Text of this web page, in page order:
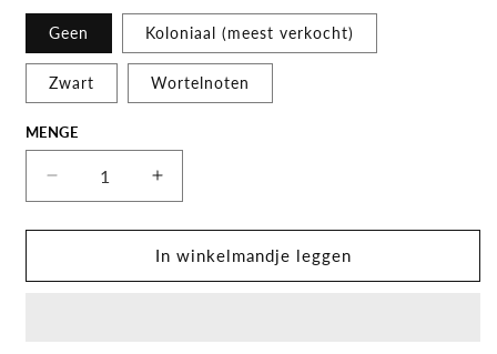
Geen Koloniaal (meest verkocht)
Zwart Wortelnoten
Menge
MENGE
Decrease
Menge
for
kaart
Increase
Menge
for
Oude
kaart
In winkelmandje leggen